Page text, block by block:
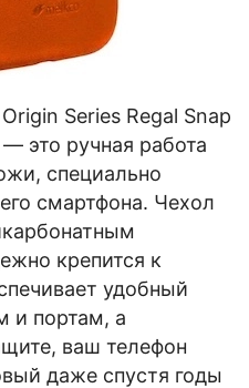
Series Regal Snap
это ручная работа
специально
смартфона. Чехол
крепится к
удобный
и портам, а
ваш телефон
даже спустя годы